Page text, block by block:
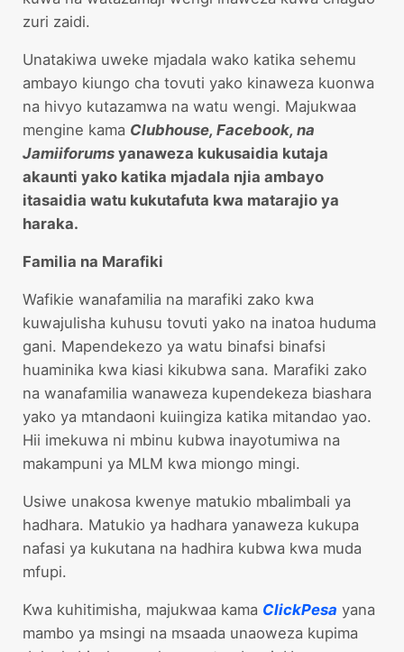
zuri zaidi.
Unatakiwa uweke mjadala wako katika sehemu
ambayo kiungo cha tovuti yako kinaweza kuonwa
na hivyo kutazamwa na watu wengi. Majukwaa
mengine kama Clubhouse, Facebook, na
Jamiiforumsyanaweza kukusaidia kutaja
akaunti yako katika mjadala njia ambayo
itasaidia watu kukutafuta kwa matarajio ya
haraka.
Familia na Marafiki
Wafikie wanafamilia na marafiki zako kwa
kuwajulisha kuhusu tovuti yako na inatoa huduma
gani. Mapendekezo ya watu binafsi binafsi
huaminika kwa kiasi kikubwa sana. Marafiki zako
na wanafamilia wanaweza kupendekeza biashara
yako ya mtandaoni kuiingiza katika mitandao yao.
Hii imekuwa ni mbinu kubwa inayotumiwa na
makampuni ya MLM kwa miongo mingi.
Usiwe unakosa kwenye matukio mbalimbali ya
hadhara. Matukio ya hadhara yanaweza kukupa
nafasi ya kukutana na hadhira kubwa kwa muda
mfupi.
Kwa kuhitimisha, majukwaa kama ClickPesa yana
mambo ya msingi na msaada unaoweza kupima